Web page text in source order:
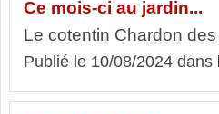
Ce mois-ci au jardin...
Le cotentin Chardon
Publié le 10/08/2024 dans